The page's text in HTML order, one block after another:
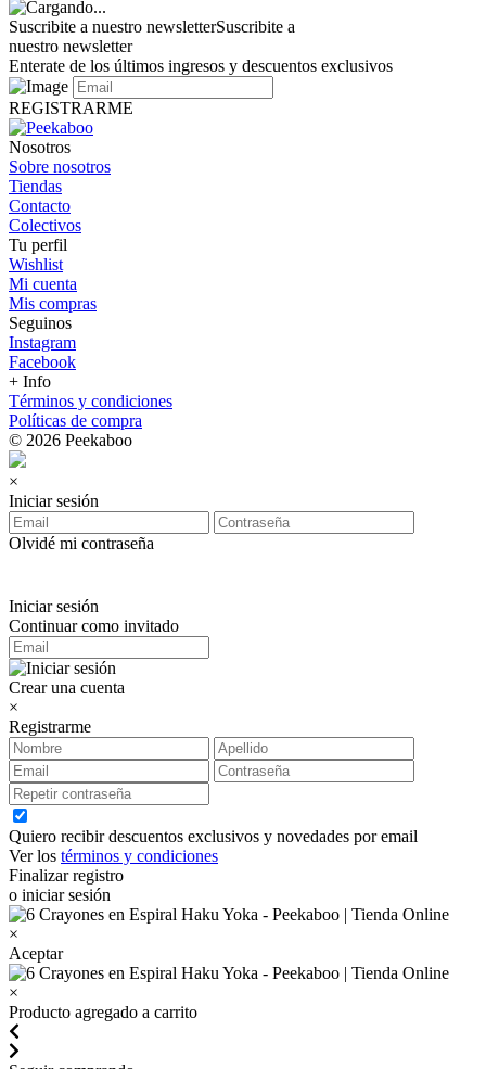
Suscribite a nuestro newsletterSuscribite a
nuestro newsletter
Enterate de los últimos ingresos y descuentos exclusivos
REGISTRARME
Nosotros
Sobre nosotros
Tiendas
Contacto
Colectivos
Tu perfil
Wishlist
Mi cuenta
Mis compras
Seguinos
Instagram
Facebook
+ Info
Términos y condiciones
Políticas de compra
© 2026 Peekaboo
×
Iniciar sesión
Olvidé mi contraseña
Iniciar sesión
Continuar como invitado
Crear una cuenta
×
Registrarme
Quiero recibir descuentos exclusivos y novedades por email
Ver los términos y condiciones
Finalizar registro
o iniciar sesión
×
Aceptar
×
Producto agregado a carrito